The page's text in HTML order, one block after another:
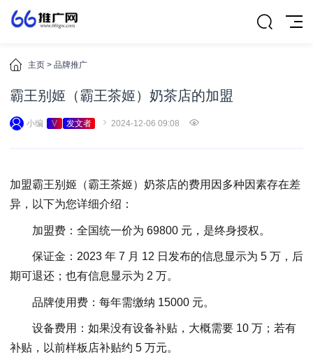
主页 > 品牌推广
霸王别姬（霸王茶姬）奶茶店的加盟
小编 V 发文者 2024-12-06 09:08
加盟霸王别姬（霸王茶姬）奶茶店的费用因多种因素存在差
异，以下为您详细介绍：
加盟费：全国统一价为 69800 元，是终身授权。
保证金：2023 年 7 月 12 日发布的信息显示为 5 万，后
期可退还；也有信息显示为 2 万。
品牌使用费：每年需缴纳 15000 元。
设备费用：如果没有设备补贴，大概需要 10 万；若有
补贴，以前样板店补贴约 5 万元。